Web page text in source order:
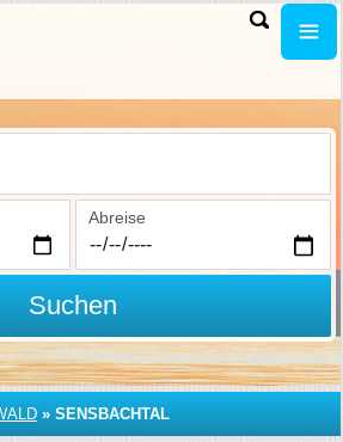
Abreise
Suchen
» SENSBACHTAL